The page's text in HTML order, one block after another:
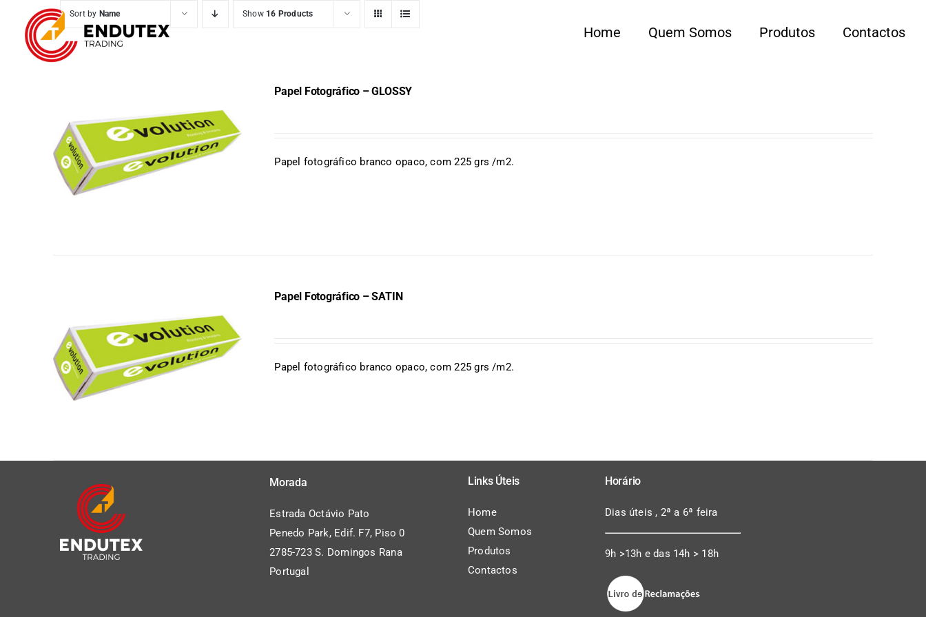
content
Home Quem Somos Produtos Contactos
Sort by Name Show 16 Products
Papel Fotográfico – GLOSSY
Papel fotográfico branco opaco, com 225 grs /m2.
Papel Fotográfico – SATIN
Papel fotográfico branco opaco, com 225 grs /m2.
Morada
Estrada Octávio Pato
Penedo Park, Edif. F7, Piso 0
2785-723 S. Domingos Rana
Portugal
Links Úteis
Home
Quem Somos
Produtos
Contactos
Horário
Dias úteis , 2ª a 6ª feira
9h >13h e das 14h > 18h